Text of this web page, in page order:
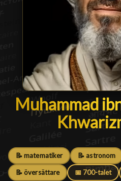
Muhammad
Muhammad
📝 matematiker 📝 astronom
📝 översättare 📅 700-talet